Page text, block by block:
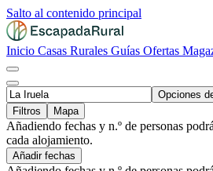
Salto al contenido principal
Inicio Casas Rurales Guías Ofertas
Opciones
Filtros
Mapa
Añadiendo fechas y n.º de personas
cada alojamiento.
Añadir fechas